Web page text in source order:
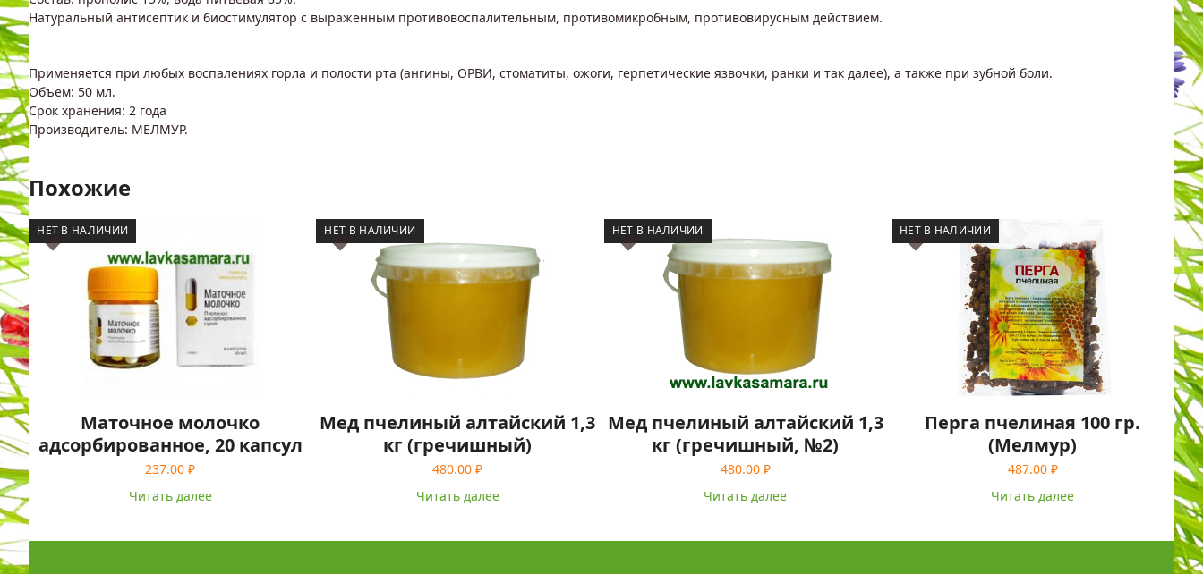
Натуральный антисептик и биостимулятор с выраженным противовоспалительным, противомикробным, противовирусным действием.
Применяется при любых воспалениях горла и полости рта (ангины, ОРВИ, стоматиты, ожоги, герпетические язвочки, ранки и так далее), а также при зубной боли.
Объем: 50 мл.
Срок хранения: 2 года
Производитель: МЕЛМУР.
Похожие
НЕТ В НАЛИЧИИ
Маточное молочко
адсорбированное, 20 капсул
237.00₽
Читать далее
НЕТ В НАЛИЧИИ
Мед пчелиный алтайский 1,3
кг (гречишный)
480.00₽
Читать далее
НЕТ В НАЛИЧИИ
Мед пчелиный алтайский 1,3
кг (гречишный, №2)
480.00 ₽
Читать далее
НЕТ В НАЛИЧИИ
Перга пчелиная 100 гр.
(Мелмур)
487.00 ₽
Читать далее